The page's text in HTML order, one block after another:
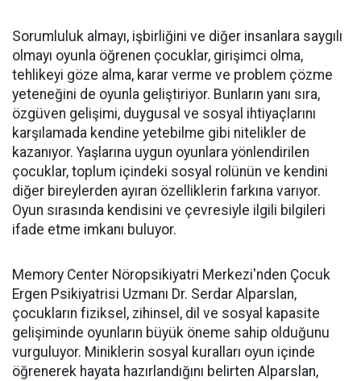
Sorumluluk almayı, işbirliğini ve diğer insanlara saygılı
olmayı oyunla öğrenen çocuklar, girişimci olma,
tehlikeyi göze alma, karar verme ve problem çözme
yeteneğini de oyunla geliştiriyor. Bunların yanı sıra,
özgüven gelişimi, duygusal ve sosyal ihtiyaçlarını
karşılamada kendine yetebilme gibi nitelikler de
kazanıyor. Yaşlarına uygun oyunlara yönlendirilen
çocuklar, toplum içindeki sosyal rolünün ve kendini
diğer bireylerden ayıran özelliklerin farkına varıyor.
Oyun sırasında kendisini ve çevresiyle ilgili bilgileri
ifade etme imkanı buluyor.
Memory Center Nöropsikiyatri Merkezi'nden Çocuk
Ergen Psikiyatrisi Uzmanı Dr. Serdar Alparslan,
çocukların fiziksel, zihinsel, dil ve sosyal kapasite
gelişiminde oyunların büyük öneme sahip olduğunu
vurguluyor. Miniklerin sosyal kuralları oyun içinde
öğrenerek hayata hazırlandığını belirten Alparslan,